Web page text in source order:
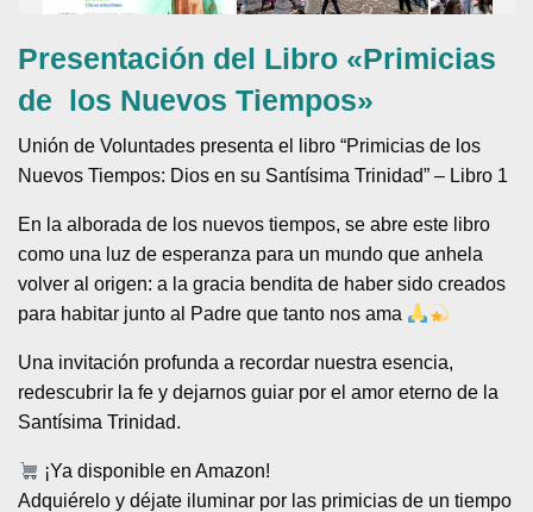
Presentación del Libro «Primicias
de los Nuevos Tiempos»
Unión de Voluntades presenta el libro “Primicias de los
Nuevos Tiempos: Dios en su Santísima Trinidad” – Libro 1
En la alborada de los nuevos tiempos, se abre este libro
como una luz de esperanza para un mundo que anhela
volver al origen: a la gracia bendita de haber sido creados
para habitar junto al Padre que tanto nos ama
Una invitación profunda a recordar nuestra esencia,
redescubrir la fe y dejarnos guiar por el amor eterno de la
Santísima Trinidad.
¡Ya disponible en Amazon!
Adquiérelo y déjate iluminar por las primicias de un tiempo